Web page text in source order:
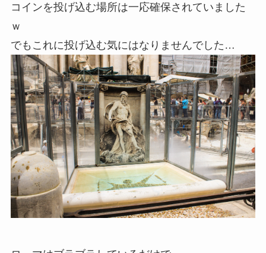
コインを投げ込む場所は一応確保されていました
ｗ
でもこれに投げ込む気にはなりませんでした…